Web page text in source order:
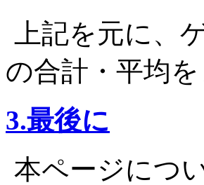
上記を元に、
の合計・平均
3.最後に
本ページにつ